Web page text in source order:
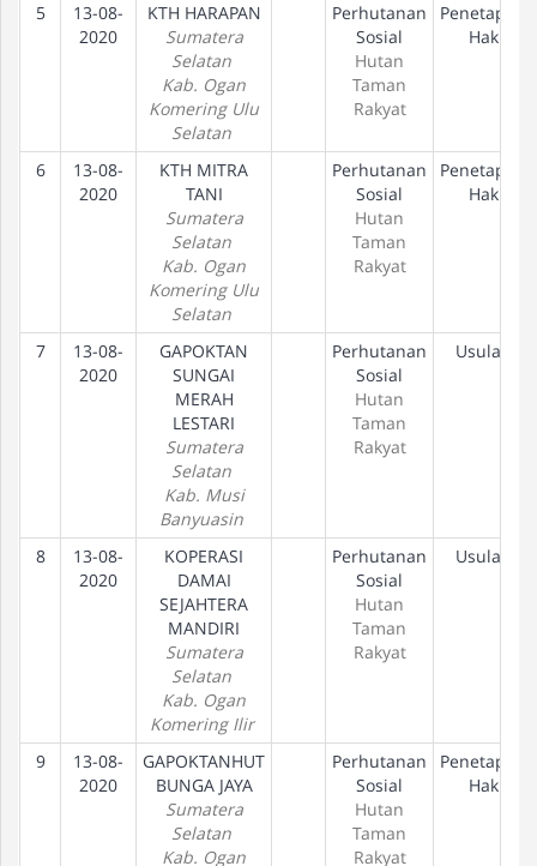
5
13-08-
2020
KTH HARAPAN
Sumatera
Selatan
Kab. Ogan
Komering Ulu
Selatan
Perhutanan
Sosial
Hutan
Taman
Rakyat
Penetapan
Hak
6
13-08-
2020
KTH MITRA
TANI
Sumatera
Selatan
Kab. Ogan
Komering Ulu
Selatan
Perhutanan
Sosial
Hutan
Taman
Rakyat
Penetapan
Hak
7
13-08-
2020
GAPOKTAN
SUNGAI
MERAH
LESTARI
Sumatera
Selatan
Kab. Musi
Banyuasin
Perhutanan
Sosial
Hutan
Taman
Rakyat
Usulan
8
13-08-
2020
KOPERASI
DAMAI
SEJAHTERA
MANDIRI
Sumatera
Selatan
Kab. Ogan
Komering Ilir
Perhutanan
Sosial
Hutan
Taman
Rakyat
Usulan
9
13-08-
2020
GAPOKTANHUT
BUNGA JAYA
Sumatera
Selatan
Kab. Ogan
Perhutanan
Sosial
Hutan
Taman
Rakyat
Penetapan
Hak